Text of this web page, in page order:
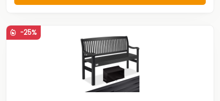
-25%